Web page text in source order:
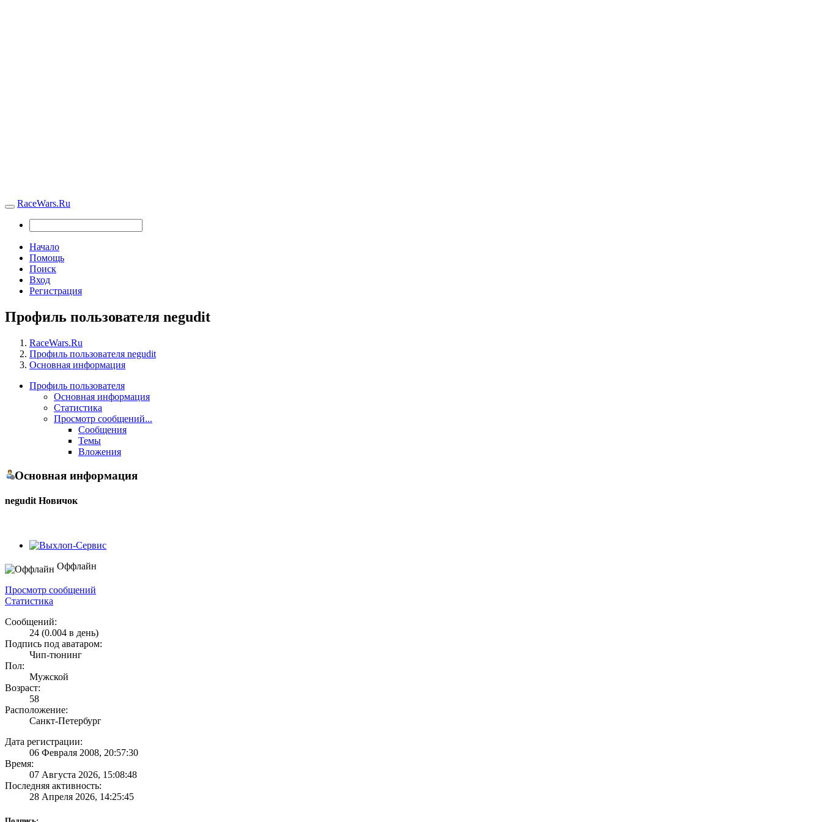
RaceWars.Ru
Начало
Помощь
Поиск
Вход
Регистрация
Профиль пользователя negudit
RaceWars.Ru
Профиль пользователя negudit
Основная информация
Профиль пользователя
Основная информация
Статистика
Просмотр сообщений...
Сообщения
Темы
Вложения
Основная информация
negudit Новичок
Оффлайн
Просмотр сообщений
Статистика
Сообщений:
24 (0.004 в день)
Подпись под аватаром:
Чип-тюнинг
Пол:
Мужской
Возраст:
58
Расположение:
Санкт-Петербург
Дата регистрации:
06 Февраля 2008, 20:57:30
Время:
07 Августа 2026, 15:08:48
Последняя активность:
28 Апреля 2026, 14:25:45